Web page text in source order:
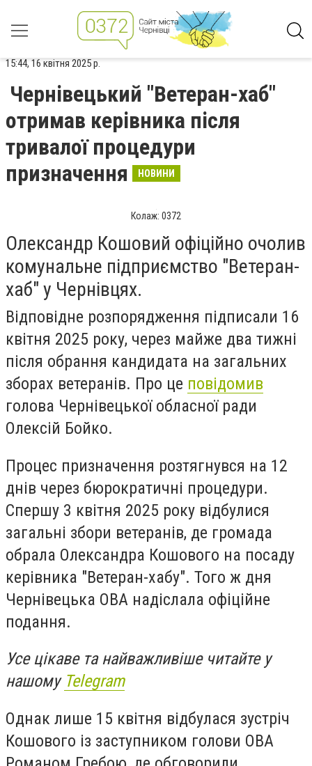
15:44, 16 квітня 2025 р.
Чернівецький "Ветеран-хаб"
отримав керівника після
тривалої процедури
призначення
НОВИНИ
Колаж: 0372
Олександр Кошовий офіційно очолив
комунальне підприємство "Ветеран-
хаб" у Чернівцях.
Відповідне розпорядження підписали 16
квітня 2025 року, через майже два тижні
після обрання кандидата на загальних
зборах ветеранів. Про це повідомив
голова Чернівецької обласної ради
Олексій Бойко.
Процес призначення розтягнувся на 12
днів через бюрократичні процедури.
Спершу 3 квітня 2025 року відбулися
загальні збори ветеранів, де громада
обрала Олександра Кошового на посаду
керівника "Ветеран-хабу". Того ж дня
Чернівецька ОВА надіслала офіційне
подання.
Усе цікаве та найважливіше читайте у
нашому Telegram
Однак лише 15 квітня відбулася зустріч
Кошового із заступником голови ОВА